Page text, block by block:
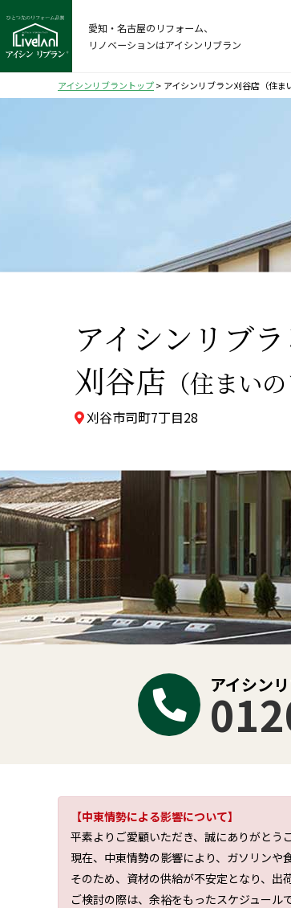
愛知・名古屋のリフォーム、
リノベーションはアイシンリブラン
アイシンリブラントップ> アイシンリブラン刈谷店（住ま
アイシンリブ
刈谷店 （住まい
刈谷市司町7丁目28
アイシン
【中東情勢による影響について】
平素よりご愛顧いただき、誠にありがとう
現在、中東情勢の影響により、ガソリンや
そのため、資材の供給が不安定となり、出
ご検討の際は、余裕をもったスケジュール